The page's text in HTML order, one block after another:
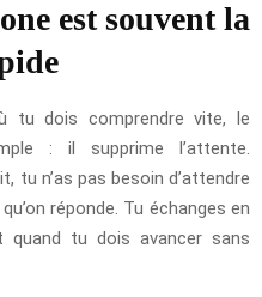
est souvent la
tu dois comprendre vite, le
: il supprime l’attente.
tu n’as pas besoin d’attendre
réponde. Tu échanges en
tu dois avancer sans